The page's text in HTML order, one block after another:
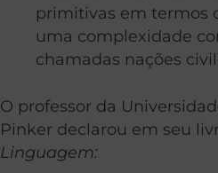
primitivas em termos
uma complexidade
chamadas nações
O professor da
Pinker declarou em seu
Linguagem: